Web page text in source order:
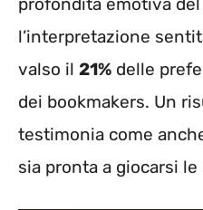
l’interpretazione
valso il 21% delle
dei bookmakers. Un
testimonia come
sia pronta a giocarsi